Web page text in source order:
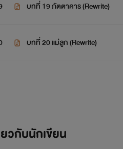
บทที่ 19 ภัตตาคาร (Rewrite)
บทที่ 20 แม่ลูก (Rewrite)
วกับนักเขียน